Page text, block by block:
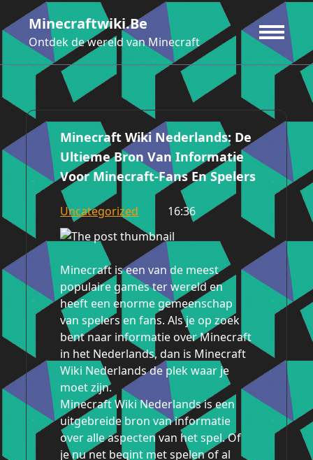
naar
de
inhoud
Minecraftwiki.be
Ontdek de wereld van Minecraft
Minecraft Wiki Nederlands: De
Ultieme Bron Van Informatie
Voor Minecraft-Fans En Spelers
Uncategorized 16:36
Minecraft is een van de meest
populaire games ter wereld en
heeft een enorme gemeenschap
van spelers en fans. Als je op zoek
bent naar informatie over Minecraft
in het Nederlands, dan is Minecraft
Wiki Nederlands de plek waar je
moet zijn.
Minecraft Wiki Nederlands is een
uitgebreide bron van informatie
over alle aspecten van het spel. Of
je nu net begint met spelen of al